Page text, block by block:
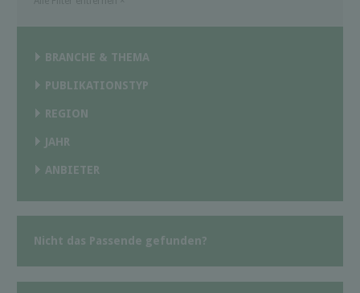
BRANCHE & THEMA
PUBLIKATIONSTYP
REGION
JAHR
ANBIETER
Nicht das Passende gefunden?